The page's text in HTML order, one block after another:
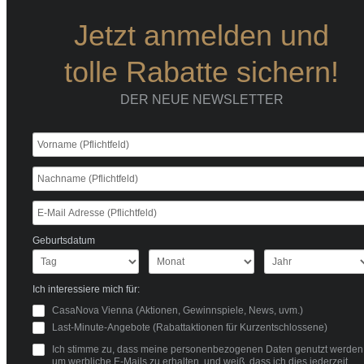
Jetzt anmelden und
tolle Rabatte sichern!
DER NEUE NEWSLETTER
Geburtsdatum
Ich interessiere mich für:
CasaNova Vienna (Aktionen, Gewinnspiele, News, uvm.)
Last-Minute-Angebote (Rabattaktionen für Kurzentschlossene)
Ich stimme zu, dass meine personenbezogenen Daten genutzt
um werbliche E-Mails zu erhalten, und weiß, dass ich dies jederzeit